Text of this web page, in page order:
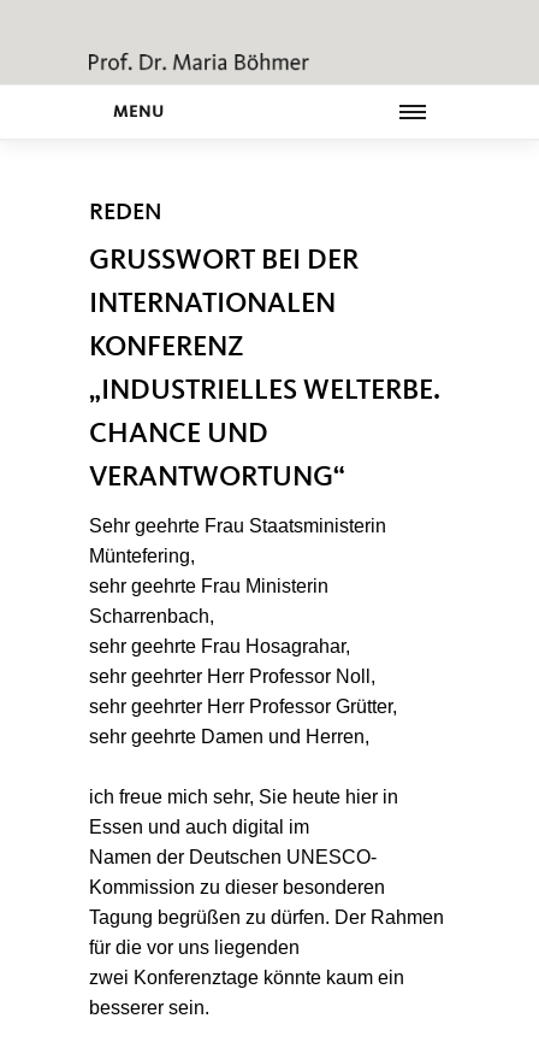
MENU
REDEN
GRUSSWORT BEI DER I
NTERNATIONALEN K
ONFERENZ
INDUSTRIELLES WELTERBE. C
HANCE UND V
ERANTWORTUNG“
Sehr geehrte Frau Staatsministerin
Müntefering,
sehr geehrte Frau Ministerin
Scharrenbach,
sehr geehrte Frau Hosagrahar,
sehr geehrter Herr Professor Noll,
sehr geehrter Herr Professor Grütter,
sehr geehrte Damen und Herren,
ich freue mich sehr, Sie heute hier in
Essen und auch digital im
Namen der Deutschen UNESCO-
Kommission zu dieser besonderen
Tagung begrüßen zu dürfen. Der Rahmen
für die vor uns liegenden
zwei Konferenztage könnte kaum ein
besserer sein.